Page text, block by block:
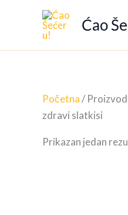
Ćao
Početna/ Proizvod
zdravi slatkisi
Prikazan jedan